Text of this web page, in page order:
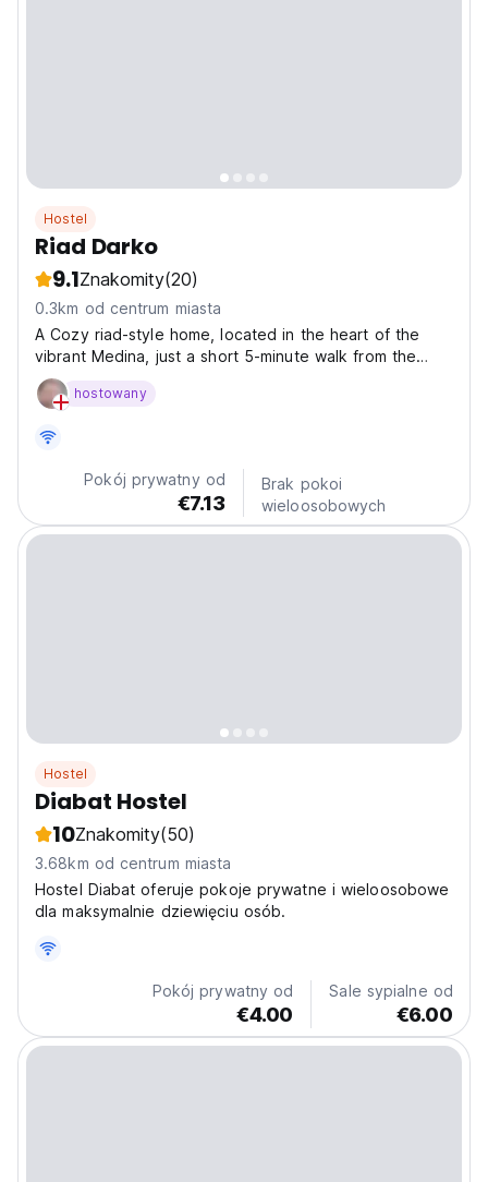
Hostel
Riad Darko
9.1Znakomity(20)
0.3km od centrum miasta
A Cozy riad-style home, located in the heart of the
vibrant Medina, just a short 5-minute walk from the
local market and 5 to 10 minutes from the city's
popular shops and restaurants. We have a shared
shared...
hostowany
Pokój prywatny od
€7.13
Brak pokoi
wieloosobowych
Hostel
Diabat Hostel
10Znakomity(50)
3.68km od centrum miasta
Hostel Diabat oferuje pokoje prywatne i wieloosobowe
dla maksymalnie dziewięciu osób.
Pokój prywatny od
€4.00
Sale sypialne od
€6.00